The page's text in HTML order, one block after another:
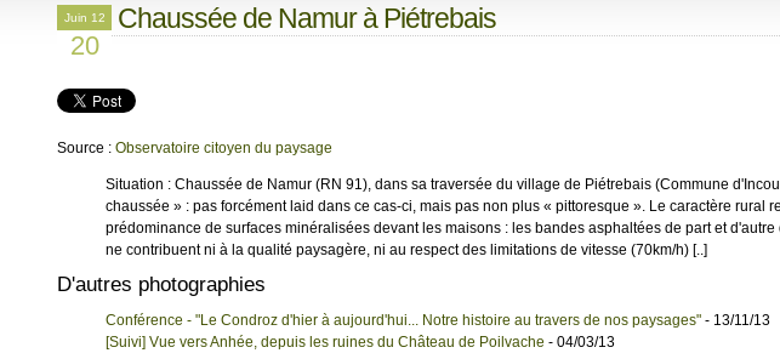
Juin 12
20
Chaussée de Namur à Piétrebais
Source : Observatoire citoyen du paysage
Situation : Chaussée de Namur (RN 91), dans sa traversée du village de Piétrebais (Commune
chaussée » : pas forcément laid dans ce cas-ci, mais pas non plus « pittoresque ». Le caractère rural
prédominance de surfaces minéralisées devant les maisons : les bandes asphaltées de part et
ne contribuent ni à la qualité paysagère, ni au respect des limitations de vitesse (70km/h) [..]
D'autres photographies
Conférence - "Le Condroz d'hier à aujourd'hui... Notre histoire au travers de nos paysages" - 13/11/13
[Suivi] Vue vers Anhée, depuis les ruines du Château de Poilvache - 04/03/13